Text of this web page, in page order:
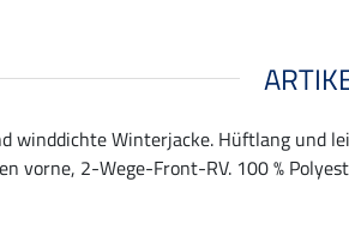
winddichte Winterjacke. Hüftlang
vorne, 2-Wege-Front-RV. 100 %